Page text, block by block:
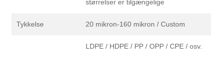
størrelser er tilgængelige
Tykkelse 20 mikron-160 mikron / Custom
LDPE / HDPE / PP / OPP / CPE / osv.